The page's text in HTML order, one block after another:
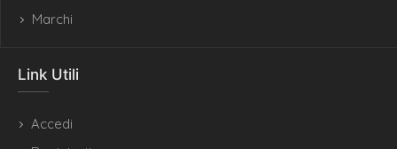
Marchi
Link Utili
Accedi